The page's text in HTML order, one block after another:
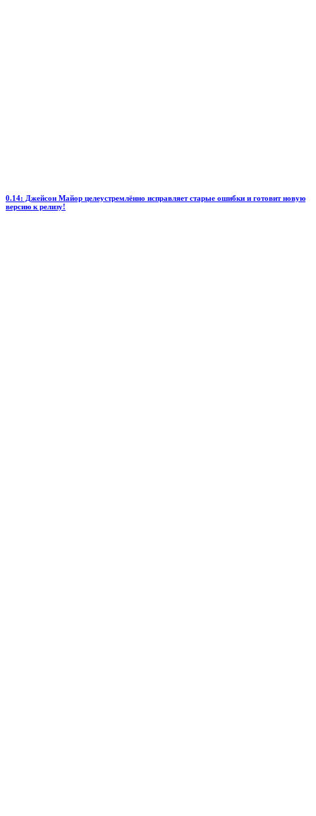
0.14: Джейсон Майор целеустремлённо исправляет старые ошибки и готовит новую
версию к релизу!